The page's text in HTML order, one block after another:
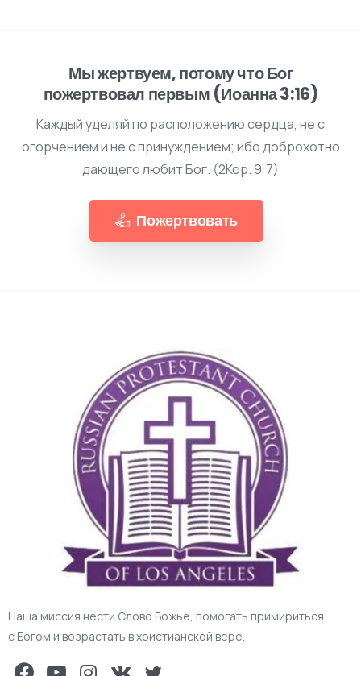
Мы жертвуем, потому что Бог
пожертвовал первым (Иоанна 3:16)
Каждый уделяй по расположению сердца, не с
огорчением и не с принуждением; ибо доброхотно
дающего любит Бог. (2Кор. 9:7)
Пожертвовать
Наша миссия нести Слово Божье, помогать примириться
с Богом и возрастать в христианской вере.